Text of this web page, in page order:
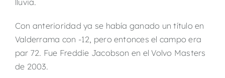
Con anterioridad ya se había ganado un título en
Valderrama con -12, pero entonces el campo era
par 72. Fue Freddie Jacobson en el Volvo Masters
de 2003.